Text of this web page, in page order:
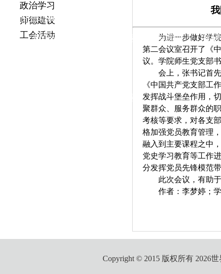
研究生培养
专业设置
学生活动 招生与就业
科
工会活动
政治学习
师德建设
工会活动
为进一步做好学
第二会议室召开了《
议。学院师生党支部
会上，张书记首
《中国共产党支部工
发挥战斗堡垒作用，
聚群众、服务群众的
考核等要求，对各支
格加强党员教育管理
融入到主要课程之中
党史学习教育等工作
分发挥党员先锋模范
此次会议，有助
作者：李梦婷；
Copyright © 2015 版权所有 2026